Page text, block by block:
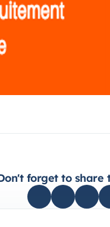
forget to share